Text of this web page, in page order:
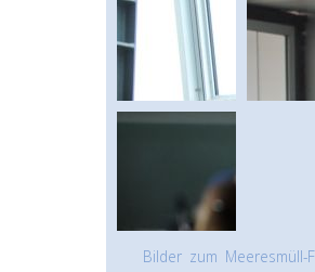
Bilder zum